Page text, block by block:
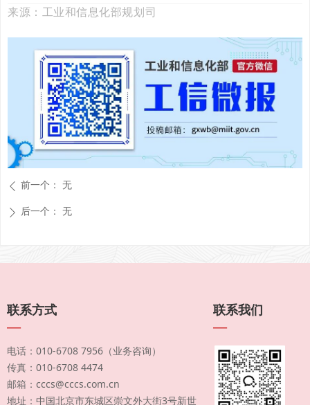
来源：工业和信息化部规划司
ꄴ 前一个： 无
ꄲ 后一个： 无
联系方式
—
电话：010-6708 7956（业务咨询）
传真：010-6708 4474
邮箱：cccs@cccs.com.cn
地址：中国北京市东城区崇文外大街3号新世
联系我们
—